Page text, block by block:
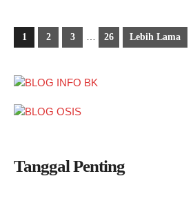
1 2 3 26 Lebih Lama
Tanggal Penting